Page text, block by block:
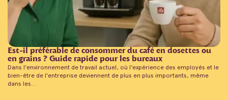
Est-il préférable de consommer du café en dosettes ou
en grains ? Guide rapide pour les bureaux
Dans l'environnement de travail actuel, où l'expérience des employés et le
bien-être de l'entreprise deviennent de plus en plus importants, même
dans les...